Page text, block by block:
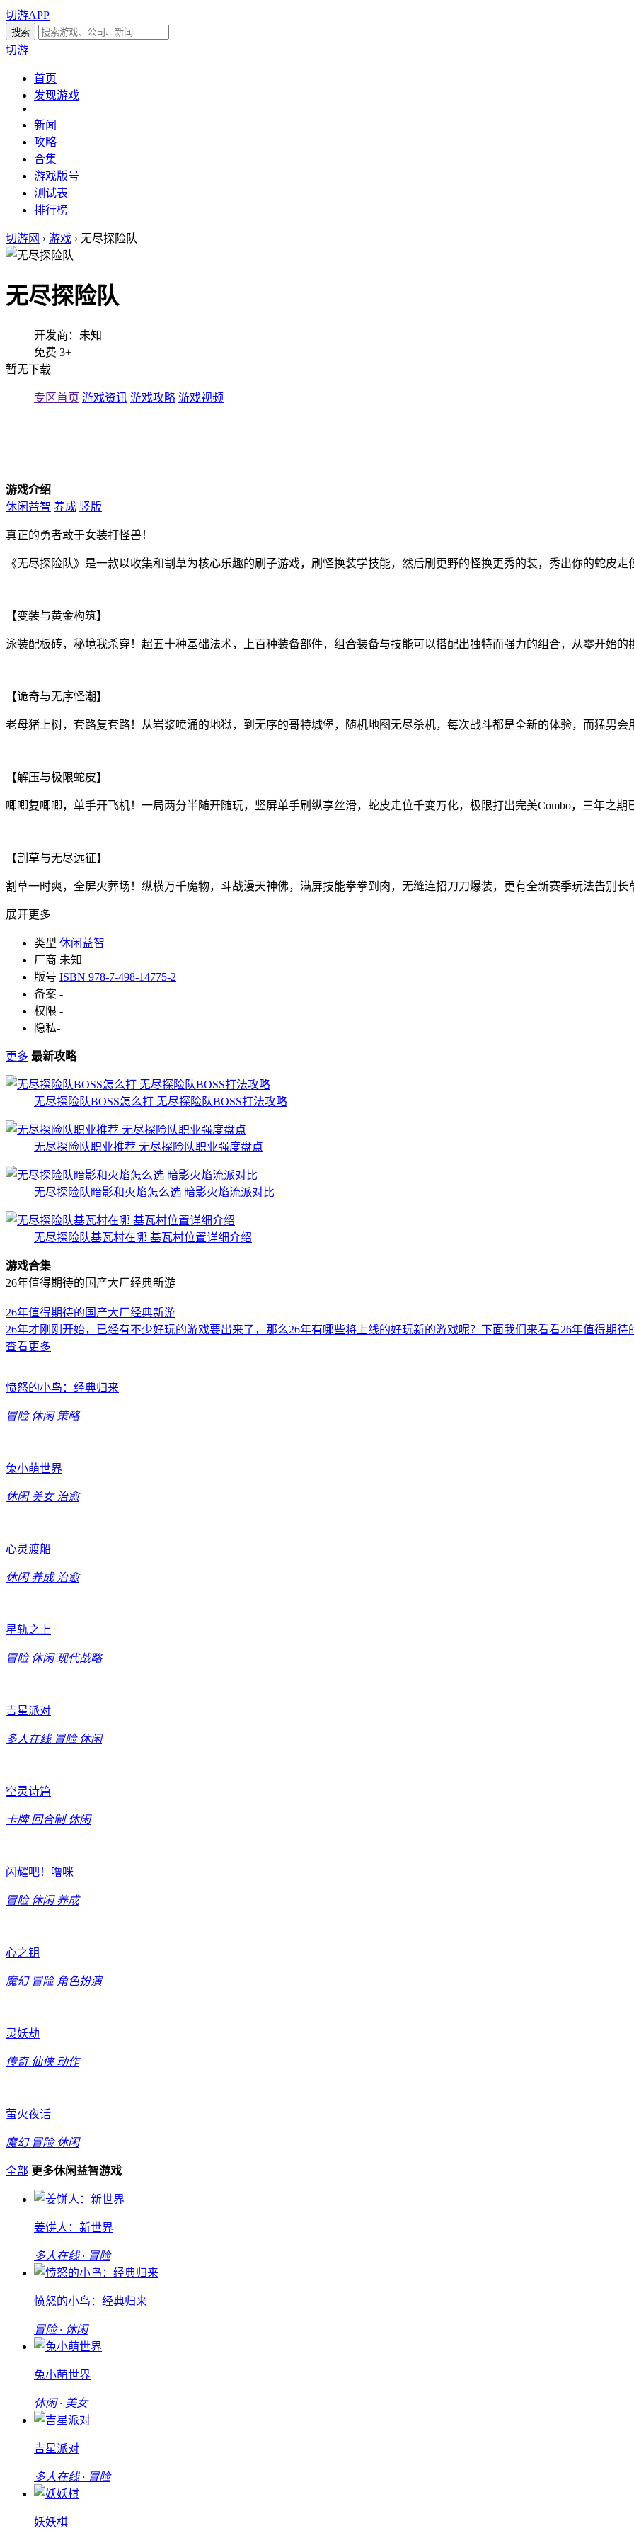
切游APP
切游
首页
发现游戏
新闻
攻略
合集
游戏版号
测试表
排行榜
切游网 › 游戏 › 无尽探险队
无尽探险队
开发商：未知
免费 3+
暂无下载
专区首页 游戏资讯 游戏攻略 游戏视频
游戏介绍
休闲益智 养成 竖版
真正的勇者敢于女装打怪兽！
《无尽探险队》是一款以收集和割草为核心乐趣的刷子游戏，刷怪换装学技能，然后刷更野的怪换更秀的装，秀出你的蛇皮
【变装与黄金构筑】
泳装配板砖，秘境我杀穿！超五十种基础法术，上百种装备部件，组合装备与技能可以搭配出独特而强力的组合，从零开始的
【诡奇与无序怪潮】
老母猪上树，套路复套路！从岩浆喷涌的地狱，到无序的哥特城堡，随机地图无尽杀机，每次战斗都是全新的体验，而猛男会
【解压与极限蛇皮】
唧唧复唧唧，单手开飞机！一局两分半随开随玩，竖屏单手刷纵享丝滑，蛇皮走位千变万化，极限打出完美Combo，三年之期
【割草与无尽远征】
割草一时爽，全屏火葬场！纵横万千魔物，斗战漫天神佛，满屏技能拳拳到肉，无缝连招刀刀爆装，更有全新赛季玩法告别长
展开更多
类型 休闲益智
厂商 未知
版号 ISBN 978-7-498-14775-2
备案 -
权限 -
隐私-
更多 最新攻略
无尽探险队BOSS怎么打 无尽探险队BOSS打法攻略
无尽探险队职业推荐 无尽探险队职业强度盘点
无尽探险队暗影和火焰怎么选 暗影火焰流派对比
无尽探险队基瓦村在哪 基瓦村位置详细介绍
游戏合集
26年值得期待的国产大厂经典新游
26年值得期待的国产大厂经典新游
26年才刚刚开始，已经有不少好玩的游戏要出来了，那么26年有哪些将上线的好玩新的游戏呢？下面我们来看看26年值得期待
查看更多
愤怒的小鸟：经典归来
冒险 休闲 策略
兔小萌世界
休闲 美女 治愈
心灵渡船
休闲 养成 治愈
星轨之上
冒险 休闲 现代战略
吉星派对
多人在线 冒险 休闲
空灵诗篇
卡牌 回合制 休闲
闪耀吧！噜咪
冒险 休闲 养成
心之钥
魔幻 冒险 角色扮演
灵妖劫
传奇 仙侠 动作
萤火夜话
魔幻 冒险 休闲
全部 更多休闲益智游戏
姜饼人：新世界
多人在线 · 冒险
愤怒的小鸟：经典归来
冒险 · 休闲
兔小萌世界
休闲 · 美女
吉星派对
多人在线 · 冒险
妖妖棋